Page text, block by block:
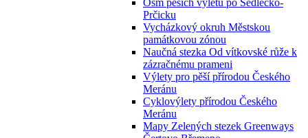
Osm pěších výletů po Sedlecko-
Prčicku
Vycházkový okruh Městskou
památkovou zónou
Naučná stezka Od vítkovské růže k
zázračnému prameni
Výlety pro pěší přírodou Českého
Meránu
Cyklovýlety přírodou Českého
Meránu
Mapy Zelených stezek Greenways